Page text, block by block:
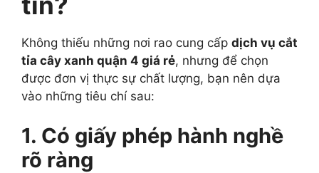
Không thiếu những nơi rao cung cấp dịch vụ cắt
tỉa cây xanh quận 4 giá rẻ, nhưng để chọn
được đơn vị thực sự chất lượng, bạn nên dựa
vào những tiêu chí sau:
1. Có giấy phép hành nghề
rõ ràng